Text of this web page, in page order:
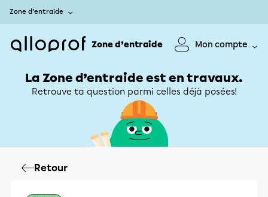
Zone d’entraide
Zone d’entraide Mon compte
La Zone d’entraide est en travaux.
Retrouve ta question parmi celles déjà posées!
Retour